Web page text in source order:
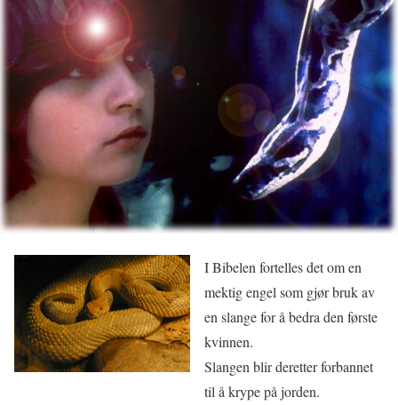
I Bibelen fortelles det om en
mektig engel som gjør bruk av
en slange for å bedra den første
kvinnen.
Slangen blir deretter forbannet
til å krype på jorden.